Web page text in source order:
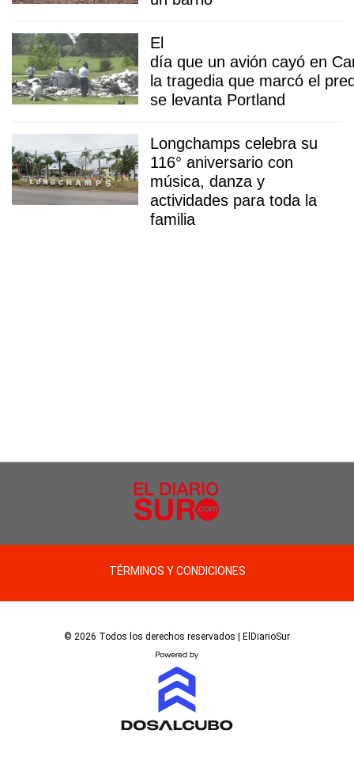
El
día que un avión cayó en
la tragedia que marcó el
se levanta Portland
Longchamps celebra su
116° aniversario con
música, danza y
actividades para toda la
familia
TÉRMINOS Y CONDICIONES
© 2026 Todos los derechos reservados | ElDiarioSur